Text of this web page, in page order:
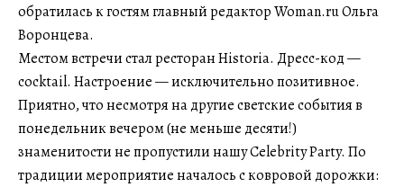
обратилась к гостям главный редактор Woman.ru Ольга
Воронцева.
Местом встречи стал ресторан Historia. Дресс-код —
cocktail. Настроение — исключительно позитивное.
Приятно, что несмотря на другие светские события в
понедельник вечером (не меньше десяти!)
знаменитости не пропустили нашу Celebrity Party. По
традиции мероприятие началось с ковровой дорожки: